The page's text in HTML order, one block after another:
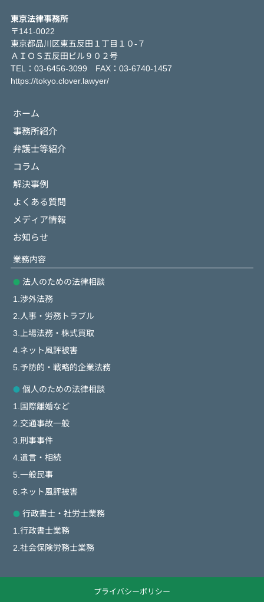
東京法律事務所
〒141-0022
東京都品川区東五反田１丁目１０-７
ＡＩＯＳ五反田ビル９０２号
TEL：03-6456-3099 FAX：03-6740-1457
https://tokyo.clover.lawyer/
ホーム
事務所紹介
弁護士等紹介
コラム
解決事例
よくある質問
メディア情報
お知らせ
業務内容
法人のための法律相談
1.渉外法務
2.人事・労務トラブル
3.上場法務・株式買取
4.ネット風評被害
5.予防的・戦略的企業法務
個人のための法律相談
1.国際離婚など
2.交通事故一般
3.刑事事件
4.遺言・相続
5.一般民事
6.ネット風評被害
行政書士・社労士業務
1.行政書士業務
2.社会保険労務士業務
プライバシーポリシー